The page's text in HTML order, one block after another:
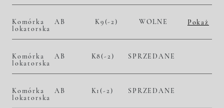
Komórka
lokatorska
AB K9(-2) WOLNE
Pokaż
Komórka
lokatorska
AB K8(-2) SPRZEDANE
Komórka
lokatorska
AB K1(-2) SPRZEDANE